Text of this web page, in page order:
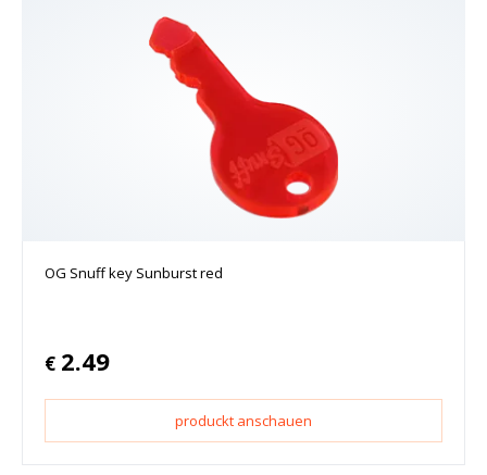
OG Snuff key Sunburst red
€ 2.49
produckt anschauen